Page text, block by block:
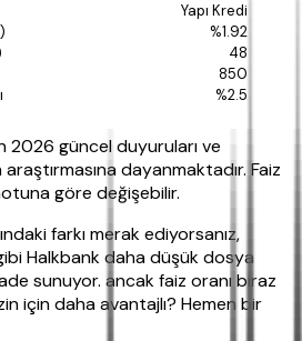
Yapı Kredi
%1.92
48
850
%2.5
2026 güncel duyuruları ve
dayanmaktadır. Faiz
göre değişebilir.
farkı merak ediyorsanız,
Halkbank daha düşük dosya
sunuyor. ancak faiz oranı biraz
için daha avantajlı? Hemen bir